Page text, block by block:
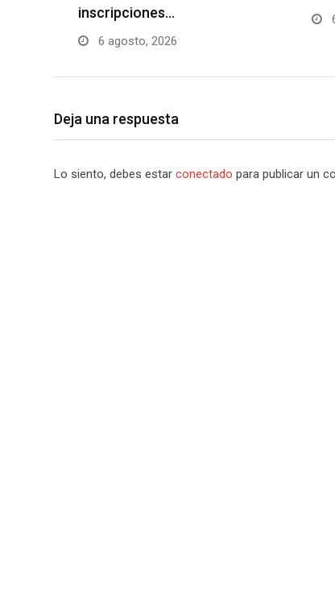
inscripciones…
6 agosto, 2026
Deja una respuesta
Lo siento, debes estar conectado para publicar un